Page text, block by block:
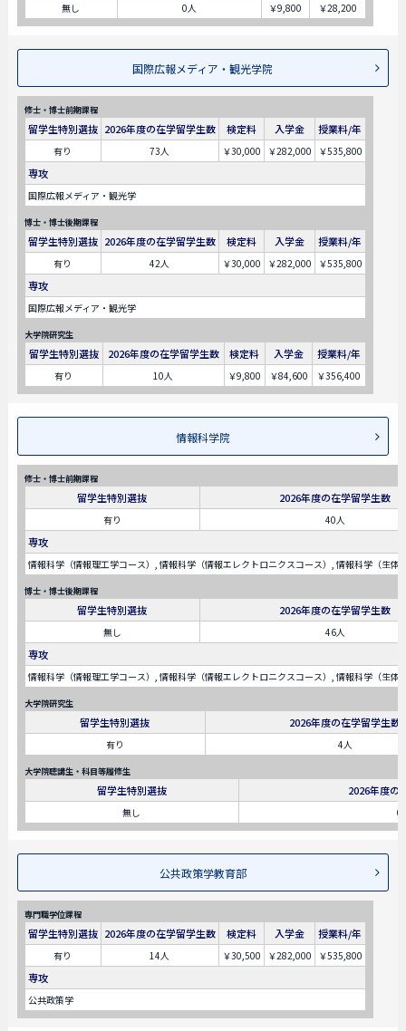
無し 0人 ￥9,800 ￥28,200
国際広報メディア・観光学院
修士・博士前期課程
留学生特別選抜 2026年度の在学留学生数 検定料 入学金 授業料/年
有り 73人 ￥30,000 ￥282,000 ￥535,800
専攻
国際広報メディア・観光学
博士・博士後期課程
留学生特別選抜 2026年度の在学留学生数 検定料 入学金 授業料/年
有り 42人 ￥30,000 ￥282,000 ￥535,800
専攻
国際広報メディア・観光学
大学院研究生
留学生特別選抜 2026年度の在学留学生数 検定料 入学金 授業料/年
有り 10人 ￥9,800 ￥84,600 ￥356,400
情報科学院
修士・博士前期課程
留学生特別選抜 2026年度の在学留学生数
有り 40人
専攻
情報科学（情報理工学コース）, 情報科学（情報エレクトロニクスコース）, 情報科学（生
博士・博士後期課程
留学生特別選抜 2026年度の在学留学生数
無し 46人
専攻
情報科学（情報理工学コース）, 情報科学（情報エレクトロニクスコース）, 情報科学（生
大学院研究生
留学生特別選抜 2026年度の在学留学生数
有り 4人
大学院聴講生・科目等履修生
留学生特別選抜 2026年度の
無し 0
公共政策学教育部
専門職学位課程
留学生特別選抜 2026年度の在学留学生数 検定料 入学金 授業料/年
有り 14人 ￥30,500 ￥282,000 ￥535,800
専攻
公共政策学